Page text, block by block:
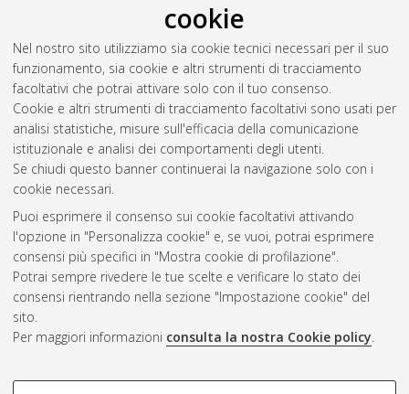
cookie
Nel nostro sito utilizziamo sia cookie tecnici necessari per il suo
funzionamento, sia cookie e altri strumenti di tracciamento
facoltativi che potrai attivare solo con il tuo consenso.
Cookie e altri strumenti di tracciamento facoltativi sono usati per
analisi statistiche, misure sull'efficacia della comunicazione
istituzionale e analisi dei comportamenti degli utenti.
Se chiudi questo banner continuerai la navigazione solo con i
cookie necessari.
Puoi esprimere il consenso sui cookie facoltativi attivando
l'opzione in "Personalizza cookie" e, se vuoi, potrai esprimere
consensi più specifici in "Mostra cookie di profilazione".
Potrai sempre rivedere le tue scelte e verificare lo stato dei
consensi rientrando nella sezione "Impostazione cookie" del
sito.
Per maggiori informazioni consulta la nostra Cookie policy.
COOKIE DI PROFILAZIONE -
Gestione del documento:
Atom
Rss 1.0
Rss 2.0
AMS Laurea
Impostazioni Cookie